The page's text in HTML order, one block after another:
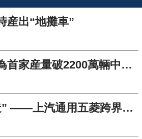
産出“地攤車”
上汽通用五菱成為首家産量破2200萬輛中國車企
從“製造”到“智造” ——上汽通用五菱跨界背後的硬核擔當